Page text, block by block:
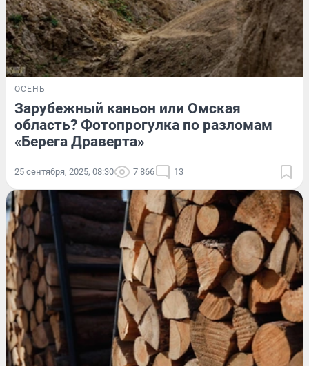
ОСЕНЬ
Зарубежный каньон или Омская
область? Фотопрогулка по разломам
«Берега Драверта»
25 сентября, 2025, 08:30 7 866 13